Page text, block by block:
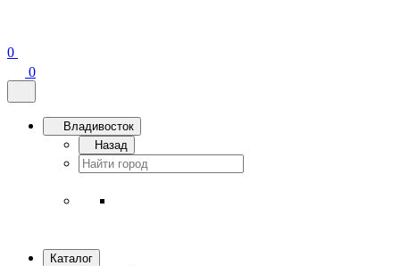
0
0
Владивосток
Назад
Каталог